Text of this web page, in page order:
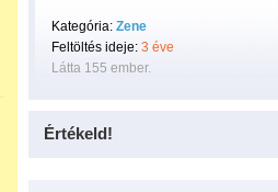
Kategória: Zene
Feltöltés ideje: 3 éve
Látta 155 ember.
Értékeld!